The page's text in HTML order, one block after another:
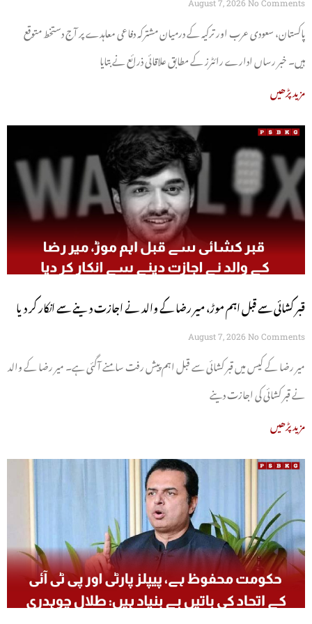
August 7, 2026 No Comments
پاکستان، سعودی عرب اور ترکیہ کے درمیان مشترکہ دفاعی معاہدے پر آج دستخط متوقع
ہیں۔ خبر رساں ادارے رائٹرز کے مطابق علاقائی ذرائع نے بتایا
مزید پڑھیں
قبر کشائی سے قبل اہم موڑ، میر رضا کے والد نے اجازت دینے سے انکار کر دیا
August 7, 2026 No Comments
میر رضا کے کیس میں قبر کشائی سے قبل اہم پیش رفت سامنے آگئی ہے۔ میر رضا کے والد
نے قبر کشائی کی اجازت دینے
مزید پڑھیں